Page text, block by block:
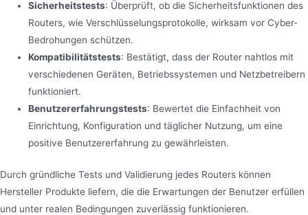
Sicherheitstests: Überprüft, ob die Sicherheitsfunktionen des
Routers, wie Verschlüsselungsprotokolle, wirksam vor Cyber-
Bedrohungen schützen.
Kompatibilitätstests: Bestätigt, dass der Router nahtlos mit
verschiedenen Geräten, Betriebssystemen und Netzbetreibern
funktioniert.
Benutzererfahrungstests: Bewertet die Einfachheit von
Einrichtung, Konfiguration und täglicher Nutzung, um eine
positive Benutzererfahrung zu gewährleisten.
Durch gründliche Tests und Validierung jedes Routers können
Hersteller Produkte liefern, die die Erwartungen der Benutzer erfüllen
und unter realen Bedingungen zuverlässig funktionieren.